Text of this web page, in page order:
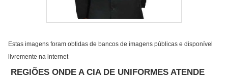
Estas imagens foram obtidas de bancos de imagens públicas e disponível
livremente na internet
REGIÕES ONDE A CIA DE UNIFORMES ATENDE